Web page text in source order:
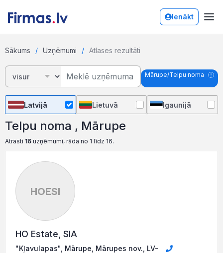
Ienākt
Sākums Uzņēmumi Atlases rezultāti
Mārupe/Telpu noma
Latvijā Lietuvā Igaunijā
Telpu noma , Mārupe
Atrasti 16 uzņēmumi, rāda no 1 līdz 16.
HOESI
HO Estate, SIA
"Kļavulapas", Mārupe, Mārupes nov., LV-